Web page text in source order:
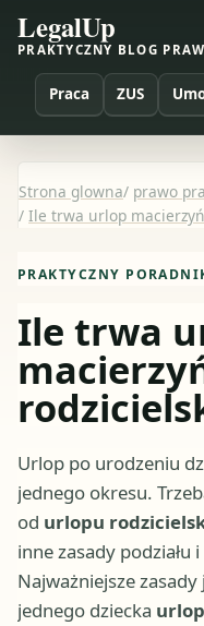
LegalUp
PRAKTYCZNY BLOG
Praca ZUS
Strona glowna/ prawo
/ Ile trwa urlop
PRAKTYCZNY
Ile trwa
Urlop po urodzeniu
jednego okresu.
od urlopu
inne zasady podziału
Najważniejsze
jednego dziecka